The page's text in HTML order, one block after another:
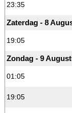
23:35
Zaterdag - 8
19:05
Zondag - 9
01:05
19:05